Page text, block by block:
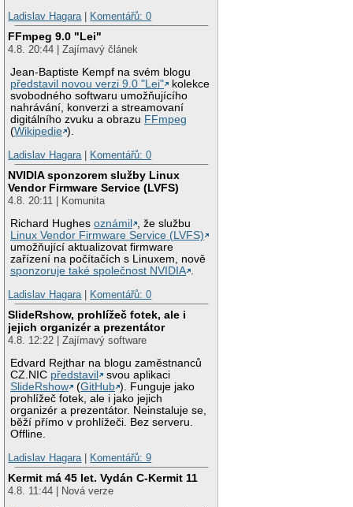
Ladislav Hagara
Komentářů: 0
FFmpeg 9.0 "Lei"
4.8. 20:44 | Zajímavý článek
Jean-Baptiste Kempf na svém blogu
představil novou verzi 9.0 "Lei"
kolekce
svobodného softwaru umožňujícího
nahrávání, konverzi a streamovaní
digitálního zvuku a obrazu FFmpeg
(Wikipedie ).
Ladislav Hagara
Komentářů: 0
NVIDIA sponzorem služby Linux
Vendor Firmware Service (LVFS)
4.8. 20:11 | Komunita
Richard Hughesoznámil
, že službu
Linux Vendor Firmware Service (LVFS)
umožňující aktualizovat firmware
zařízení na počítačích s Linuxem, nově
sponzoruje také společnost NVIDIA .
Ladislav Hagara | Komentářů: 0
SlideRshow, prohlížeč fotek, ale i
jejich organizér a prezentátor
4.8. 12:22 | Zajímavý software
Edvard Rejthar na blogu zaměstnanců
CZ.NIC představil
svou aplikaci
SlideRshow
(GitHub ). Funguje jako
prohlížeč fotek, ale i jako jejich
organizér a prezentátor. Neinstaluje se,
běží přímo v prohlížeči. Bez serveru.
Offline.
Ladislav Hagara | Komentářů: 9
Kermit má 45 let. Vydán C-Kermit 11
4.8. 11:44 | Nová verze